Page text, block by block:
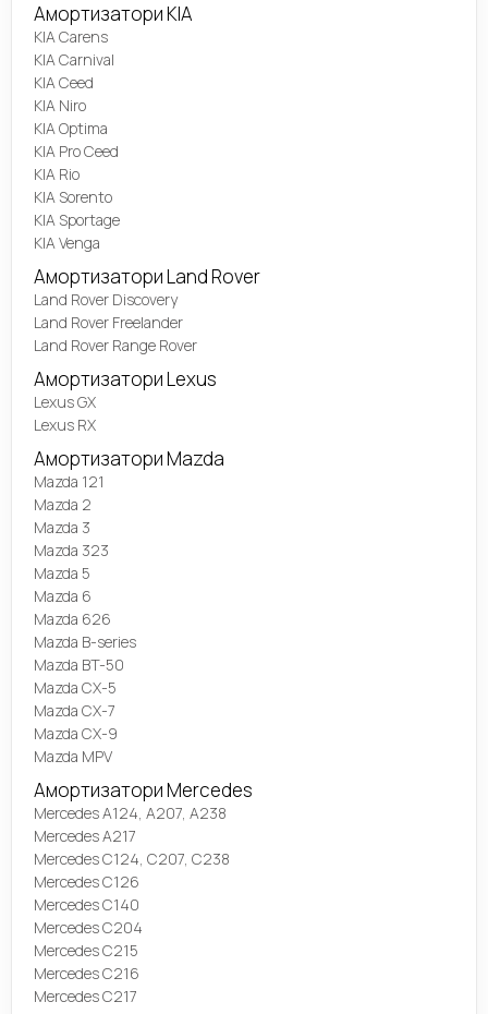
Амортизатори KIA
KIA Carens
KIA Carnival
KIA Ceed
KIA Niro
KIA Optima
KIA Pro Ceed
KIA Rio
KIA Sorento
KIA Sportage
KIA Venga
Амортизатори Land Rover
Land Rover Discovery
Land Rover Freelander
Land Rover Range Rover
Амортизатори Lexus
Lexus GX
Lexus RX
Амортизатори Mazda
Mazda 121
Mazda 2
Mazda 3
Mazda 323
Mazda 5
Mazda 6
Mazda 626
Mazda B-series
Mazda BT-50
Mazda CX-5
Mazda CX-7
Mazda CX-9
Mazda MPV
Амортизатори Mercedes
Mercedes A124, A207, A238
Mercedes A217
Mercedes C124, C207, C238
Mercedes C126
Mercedes C140
Mercedes C204
Mercedes C215
Mercedes C216
Mercedes C217